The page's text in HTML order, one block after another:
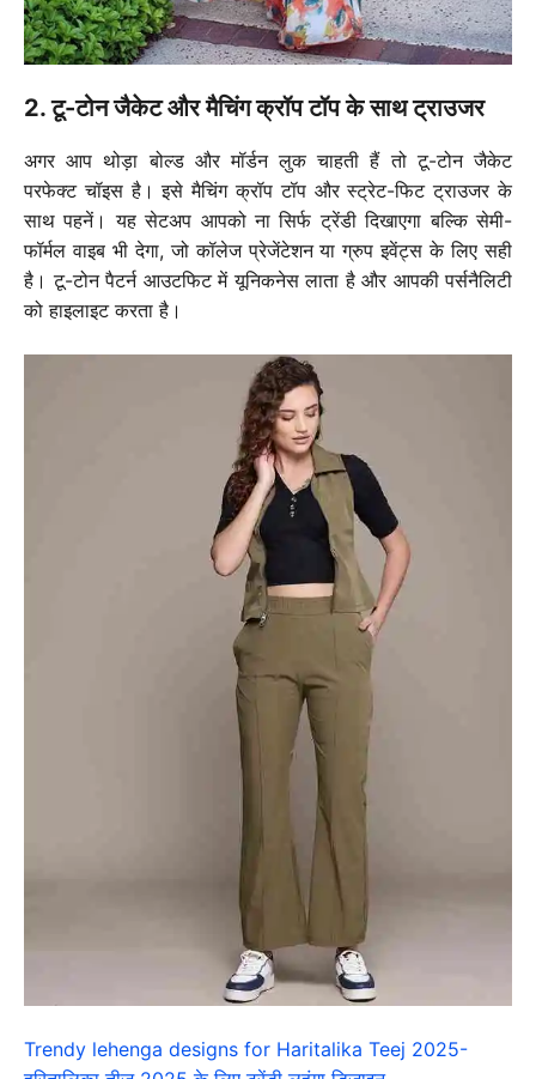
2. टू-टोन जैकेट और मैचिंग क्रॉप टॉप के साथ ट्राउजर
अगर आप थोड़ा बोल्ड और मॉर्डन लुक चाहती हैं तो टू-टोन जैकेट
परफेक्ट चॉइस है। इसे मैचिंग क्रॉप टॉप और स्ट्रेट-फिट ट्राउजर के
साथ पहनें। यह सेटअप आपको ना सिर्फ ट्रेंडी दिखाएगा बल्कि सेमी-
फॉर्मल वाइब भी देगा, जो कॉलेज प्रेजेंटेशन या ग्रुप इवेंट्स के लिए सही
है। टू-टोन पैटर्न आउटफिट में यूनिकनेस लाता है और आपकी पर्सनैलिटी
को हाइलाइट करता है।
Trendy lehenga designs for Haritalika Teej 2025-